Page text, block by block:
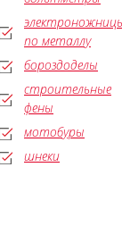
по металлу
бороздоделы
строительные
фены
мотобуры
шнеки